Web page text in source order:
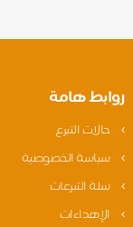
روابط هامة
حالات التبرع
سياسة الخصوصية
سلة التبرعات
الإهداءات